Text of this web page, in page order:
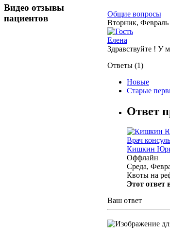
Общие вопросы
Вторник,
Елена
Здравствуйте ! У
Ответы (1)
Новые
Старые
Ответ
Врач
Кишкин
Оффлайн
Среда,
Квоты на
Этот ответ
Ваш ответ
Видео отзывы
пациентов